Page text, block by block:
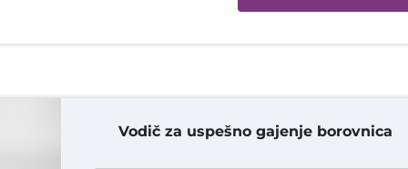
Vodič za uspešno gajenje borovnica